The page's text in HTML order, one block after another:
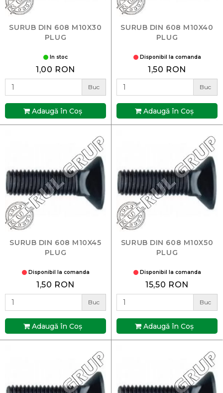
SURUB DIN 608 M10X30
PLUG
In stoc
1,00 RON
Buc
Adaugă în Coş
SURUB DIN 608 M10X40
PLUG
Disponibil la comanda
1,50 RON
Buc
Adaugă în Coş
SURUB DIN 608 M10X45
PLUG
Disponibil la comanda
1,50 RON
Buc
Adaugă în Coş
SURUB DIN 608 M10X50
PLUG
Disponibil la comanda
15,50 RON
Buc
Adaugă în Coş